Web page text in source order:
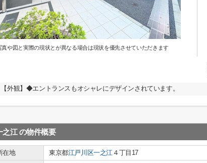
や図と実際の現状とが異なる場合は現状を優先させていただきます
【外観】◆エントランスもオシャレにデザインされています。
之江 の物件概要
在地 東京都江戸川区一之江 ４丁目17